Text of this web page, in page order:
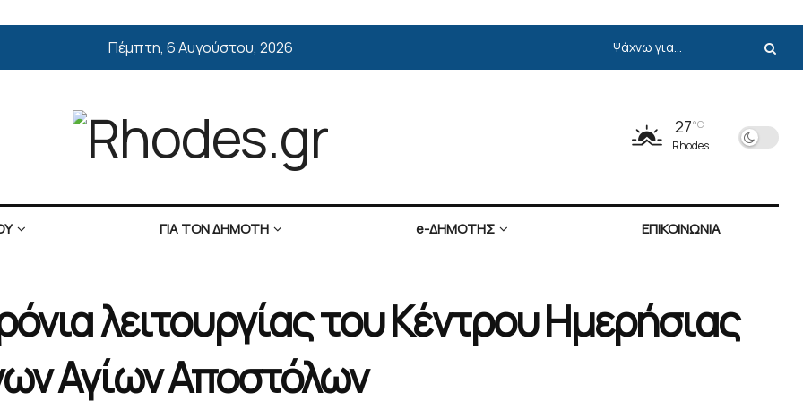
Πέμπτη, 6 Αυγούστου, 2026
27°C
Rhodes
ΓΙΑ ΤΟΝ ΔΗΜΟΤΗ e-ΔΗΜΟΤΗΣ ΕΠΙΚΟΙΝΩΝΙΑ
λειτουργίας του Κέντρου Ημερήσιας
Αγίων Αποστόλων